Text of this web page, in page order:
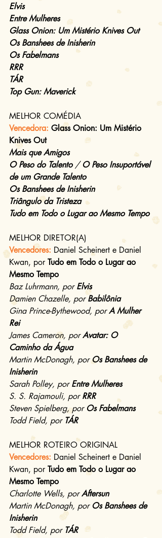
Elvis
Entre Mulheres
Glass Onion: Um Mistério Knives Out
Os Banshees de Inisherin
Os Fabelmans
RRR
TÁR
Top Gun: Maverick
MELHOR COMÉDIA
Vencedora: Glass Onion: Um Mistério
Knives Out
Mais que Amigos
O Peso do Talento / O Peso Insuportável
de um Grande Talento
Os Banshees de Inisherin
Triângulo da Tristeza
Tudo em Todo o Lugar ao Mesmo Tempo
MELHOR DIRETOR(A)
Vencedores: Daniel Scheinert e Daniel
Kwan, por Tudo em Todo o Lugar ao
Mesmo Tempo
Baz Luhrmann, por Elvis
Damien Chazelle, por Babilônia
Gina Prince-Bythewood, por A Mulher
Rei
James Cameron, por Avatar: O
Caminho da Água
Martin McDonagh, por Os Banshees de
Inisherin
Sarah Polley, por Entre Mulheres
S. S. Rajamouli, por RRR
Steven Spielberg, por Os Fabelmans
Todd Field, por TÁR
MELHOR ROTEIRO ORIGINAL
Vencedores: Daniel Scheinert e Daniel
Kwan, por Tudo em Todo o Lugar ao
Mesmo Tempo
Charlotte Wells, por Aftersun
Martin McDonagh, por Os Banshees de
Inisherin
Todd Field, por TÁR